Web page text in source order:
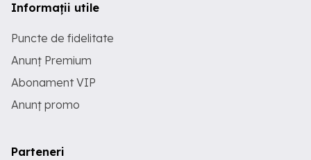
Informații utile
Puncte de fidelitate
Anunț Premium
Abonament VIP
Anunț promo
Parteneri